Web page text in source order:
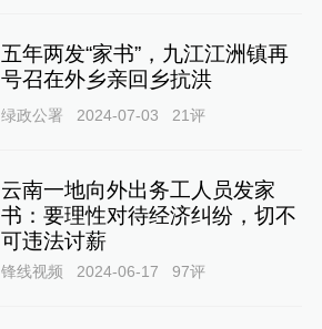
五年两发“家书”，九江江洲镇再
号召在外乡亲回乡抗洪
绿政公署 2024-07-03 21评
云南一地向外出务工人员发家
书：要理性对待经济纠纷，切不
可违法讨薪
锋线视频 2024-06-17 97评